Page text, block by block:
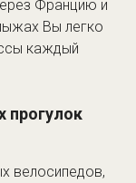
Францию и
Вы легко
каждый
прогулок
велосипедов,